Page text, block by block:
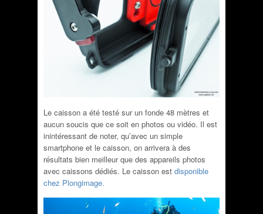
Le caisson a été testé sur un fonde 48 mètres et
aucun soucis que ce soit en photos ou vidéo. Il est
inintéressant de noter, qu’avec un simple
smartphone et le caisson, on arrivera à des
résultats bien meilleur que des appareils photos
avec caissons dédiés. Le caisson est disponible
chez Plongimage.